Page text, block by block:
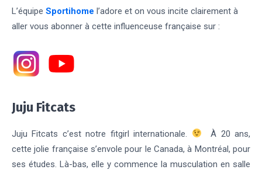
L’équipe Sportihome l’adore et on vous incite clairement à
aller vous abonner à cette influenceuse française sur :
Juju Fitcats
Juju Fitcats c’est notre fitgirl internationale.
À 20 ans,
cette jolie française s’envole pour le Canada, à Montréal, pour
ses études. Là-bas, elle y commence la musculation en salle